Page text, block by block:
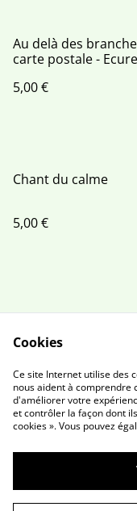
Au delà des
carte postale -
5,00 €
Chant du calme
5,00 €
Contactez
Politique
Cookies
Ce site Internet utilise des
nous aident à comprendre
d'améliorer votre
et contrôler la façon dont
cookies ». Vous pouvez